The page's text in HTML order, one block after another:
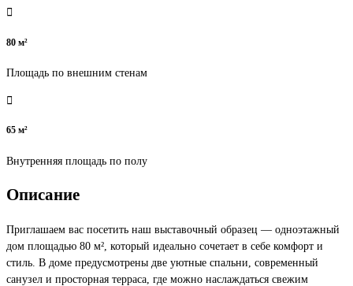
80 м²
Площадь по внешним стенам
65 м²
Внутренняя площадь по полу
Описание
Приглашаем вас посетить наш выставочный образец — одноэтажный
дом площадью 80 м², который идеально сочетает в себе комфорт и
стиль. В доме предусмотрены две уютные спальни, современный
санузел и просторная терраса, где можно наслаждаться свежим